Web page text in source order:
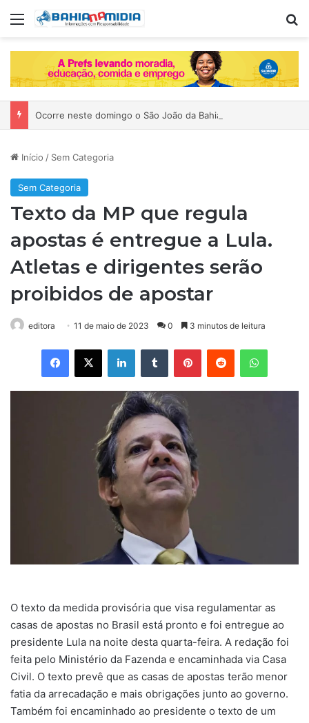
Menu
Início / Sem Categoria
Sem Categoria
Texto da MP que regula
apostas é entregue a Lula.
Atletas e dirigentes serão
proibidos de apostar
editora 11 de maio de 2023 0 3 minutos de leitura
O texto da medida provisória que visa regulamentar as
casas de apostas no Brasil está pronto e foi entregue ao
presidente Lula na noite desta quarta-feira. A redação foi
feita pelo Ministério da Fazenda e encaminhada via Casa
Civil. O texto prevê que as casas de apostas terão menor
fatia da arrecadação e mais obrigações junto ao governo.
Também foi encaminhado ao presidente o texto de um